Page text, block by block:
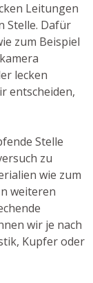
Leitungen
Stelle. Dafür
zum Beispiel
lecken
entscheiden,
Stelle
zu
wie zum
weiteren
wir je nach
Kupfer oder